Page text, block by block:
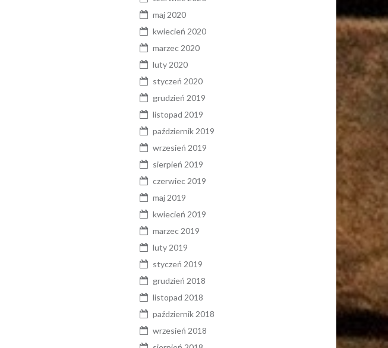
maj 2020
kwiecień 2020
marzec 2020
luty 2020
styczeń 2020
grudzień 2019
listopad 2019
październik 2019
wrzesień 2019
sierpień 2019
czerwiec 2019
maj 2019
kwiecień 2019
marzec 2019
luty 2019
styczeń 2019
grudzień 2018
listopad 2018
październik 2018
wrzesień 2018